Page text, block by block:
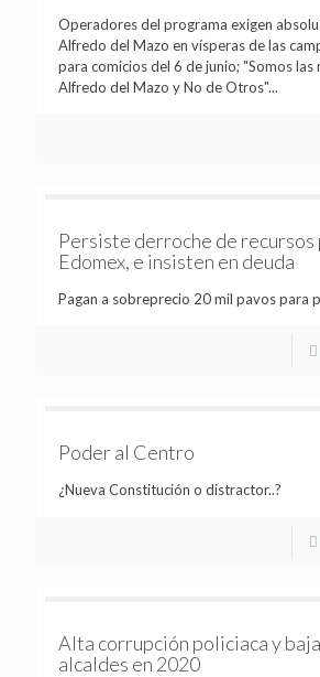
Operadores del programa exigen
Alfredo del Mazo en vísperas de las
para comicios del 6 de junio; "Somos las
Alfredo del Mazo y No de Otros"...
Persiste derroche de recursos
Edomex, e insisten en deuda
Pagan a sobreprecio 20 mil pavos para
Poder al Centro
¿Nueva Constitución o distractor..?
Alta corrupción policiaca y
alcaldes en 2020